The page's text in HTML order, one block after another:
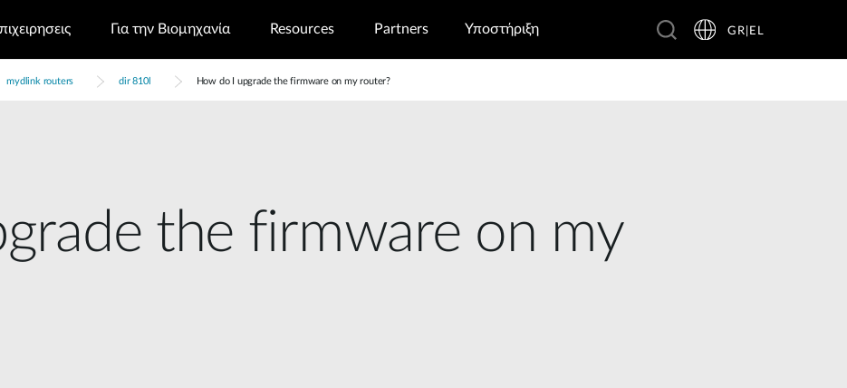
Για την Βιομηχανία Resources Partners Υποστήριξη GR|EL
mydlink routers dir 810l How do I upgrade the firmware on my router?
the firmware on my